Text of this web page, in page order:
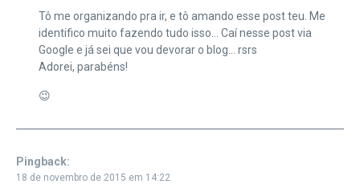
Tô me organizando pra ir, e tô amando esse post teu. Me
identifico muito fazendo tudo isso… Caí nesse post via
Google e já sei que vou devorar o blog… rsrs
Adorei, parabéns!
😉
Pingback:
18 de novembro de 2015 em 14:22